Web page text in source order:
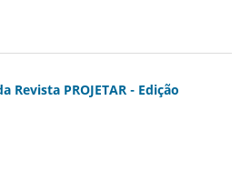
Revista PROJETAR - Edição